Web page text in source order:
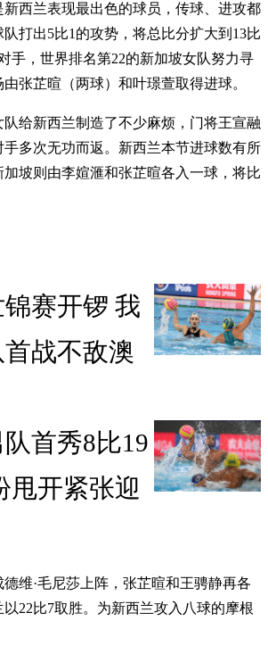
西兰表现最出色的球员，传球、进攻都
打出5比1的攻势，将总比分扩大到13比
手，世界排名第22的新加坡女队努力寻
张芷暄（两球）和叶璟萱取得进球。
给新西兰制造了不少麻烦，门将王宣融
多次无功而返。新西兰本节进球数有所
坡则由李媗滙和张芷暄各入一球，将比
赛开锣 我
战不敌澳
首秀8比19
甩开紧张迎
维·毛尼莎上阵，张芷暄和王骋静再各
22比7取胜。为新西兰攻入八球的摩根